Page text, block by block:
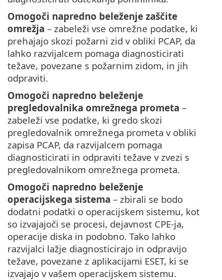
Omogoči napredno beleženje zaščite
omrežja – zabeleži vse omrežne podatke, ki
prehajajo skozi požarni zid v obliki PCAP, da
lahko razvijalcem pomaga diagnosticirati
težave, povezane s požarnim zidom, in jih
odpraviti.
Omogoči napredno beleženje
pregledovalnika omrežnega prometa –
zabeleži vse podatke, ki gredo skozi
pregledovalnik omrežnega prometa v obliki
zapisa PCAP, da razvijalcem pomaga
diagnosticirati in odpraviti težave v zvezi s
pregledovalnikom omrežnega prometa.
Omogoči napredno beleženje
operacijskega sistema – zbirali se bodo
dodatni podatki o operacijskem sistemu, kot
so izvajajoči se procesi, dejavnost CPE-ja,
operacije diska in podobno. Tako lahko
razvijalci lažje diagnosticirajo in odpravijo
težave, povezane z aplikacijami ESET, ki se
izvajajo v vašem operacijskem sistemu.